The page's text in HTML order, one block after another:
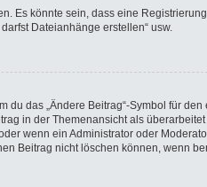
Es könnte sein, dass eine
Dateianhänge erstellen“ usw.
das „Ändere Beitrag“-Symbol für
in der Themenansicht als
wenn ein Administrator oder
Beitrag nicht löschen können, wenn